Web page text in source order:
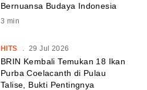
Bernuansa Budaya Indonesia
3 min
HITS 29 Jul 2026
BRIN Kembali Temukan 18 Ikan
Purba Coelacanth di Pulau
Talise, Bukti Pentingnya